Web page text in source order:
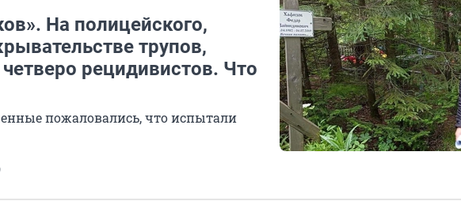
На полицейского,
трупов,
рецидивистов. Что
пожаловались, что испытали